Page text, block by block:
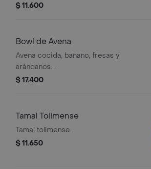
blandito..
$ 11.600
Bowl de Avena
Avena cocida, banano, fresas y
arándanos. .
$ 17.400
Tamal Tolimense
Tamal tolimense.
$ 11.650